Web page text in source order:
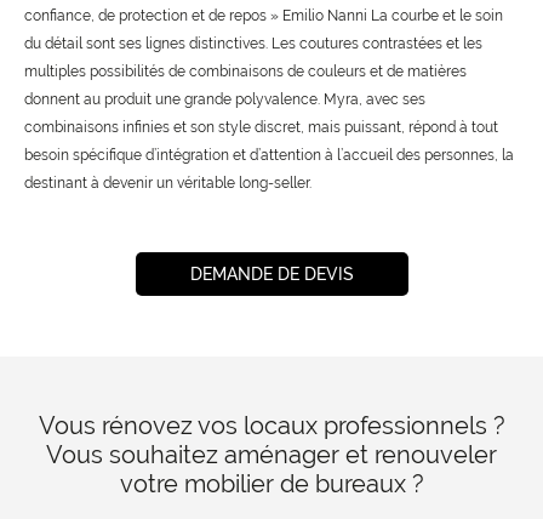
confiance, de protection et de repos » Emilio Nanni La courbe et le soin
du détail sont ses lignes distinctives. Les coutures contrastées et les
multiples possibilités de combinaisons de couleurs et de matières
donnent au produit une grande polyvalence. Myra, avec ses
combinaisons infinies et son style discret, mais puissant, répond à tout
besoin spécifique d’intégration et d’attention à l’accueil des personnes, la
destinant à devenir un véritable long-seller.
DEMANDE DE DEVIS
Vous rénovez vos locaux professionnels ?
Vous souhaitez aménager et renouveler
votre mobilier de bureaux ?